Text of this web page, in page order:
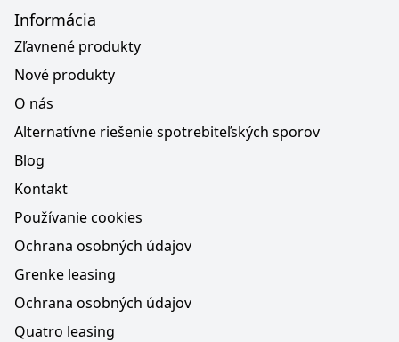
Informácia
Zľavnené produkty
Nové produkty
O nás
Alternatívne riešenie spotrebiteľských sporov
Blog
Kontakt
Používanie cookies
Ochrana osobných údajov
Grenke leasing
Ochrana osobných údajov
Quatro leasing